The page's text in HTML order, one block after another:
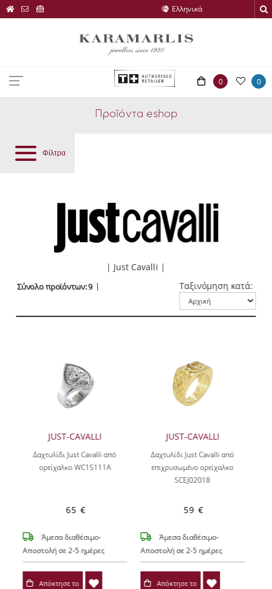
0 0
Προϊόντα eshop
Φίλτρα
| Just Cavalli |
Σύνολο προϊόντων: 9 Ταξινόμηση κατά:
JUST-CAVALLI
Δαχτυλίδι Just Cavalli από
ορείχαλκο WC1S111A
65 €
Άμεσα διαθέσιμο-
Αποστολή σε 2-5 ημέρες
Απόκτησε το
JUST-CAVALLI
Δαχτυλίδι Just Cavalli από
επιχρυσωμένο ορείχαλκο
SCEJ02018
59 €
Άμεσα διαθέσιμο-
Αποστολή σε 2-5 ημέρες
Απόκτησε το